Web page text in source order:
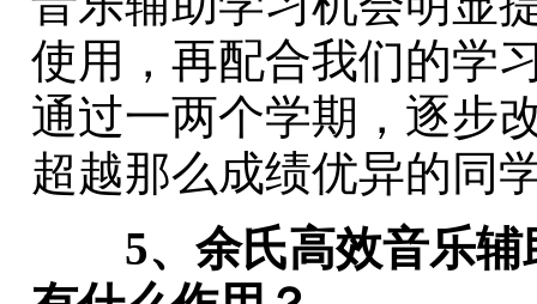
使用，再配合我们的学
通过一两个学期，逐步
超越那么成绩优异的同
5、余氏高效音乐